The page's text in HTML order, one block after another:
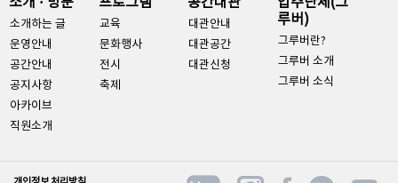
소개하는 글
운영안내
공간안내
공지사항
아카이브
직원소개
교육
문화행사
전시
축제
대관안내
대관공간
대관신청
루버)
그루버란?
그루버 소개
그루버 소식